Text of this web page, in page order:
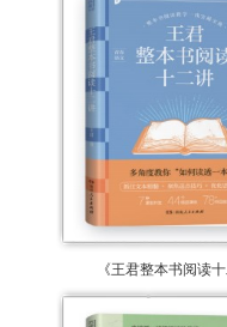
《王君整本书阅读